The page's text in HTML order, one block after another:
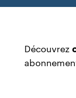
Découvrez